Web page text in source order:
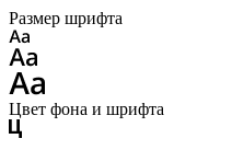
Размер шрифта
Цвет фона и шрифта